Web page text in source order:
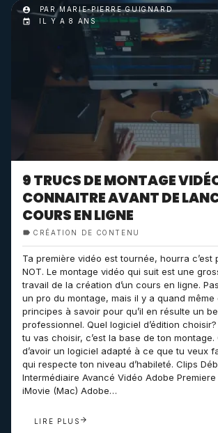
9 TRUCS DE MONTAGE
CONNAITRE AVANT DE
COURS EN LIGNE
CRÉATION DE CONTENU
Ta première vidéo est tournée, hourra c’est
NOT. Le montage vidéo qui suit est une
travail de la création d’un cours en ligne.
un pro du montage, mais il y a quand même
principes à savoir pour qu’il en résulte un
professionnel. Quel logiciel d’édition
tu vas choisir, c’est la base de ton montage.
d’avoir un logiciel adapté à ce que tu veux
qui respecte ton niveau d’habileté. Clips
Intermédiaire Avancé Vidéo Adobe Premiere
iMovie (Mac) Adobe…
LIRE PLUS
PAR MARIE-PIERRE GUIGNARD
IL Y A 8 ANS